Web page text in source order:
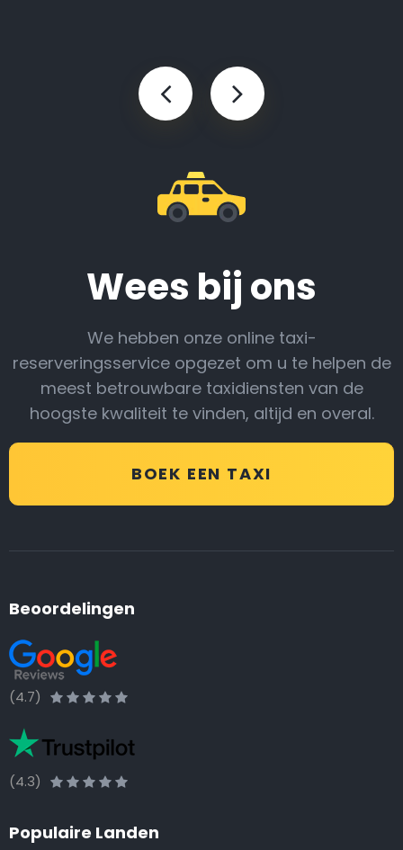
Wees bij ons
We hebben onze online taxi-
reserveringsservice opgezet om u te helpen de
meest betrouwbare taxidiensten van de
hoogste kwaliteit te vinden, altijd en overal.
BOEK EEN TAXI
Beoordelingen
(4.7)
(4.3)
Populaire Landen